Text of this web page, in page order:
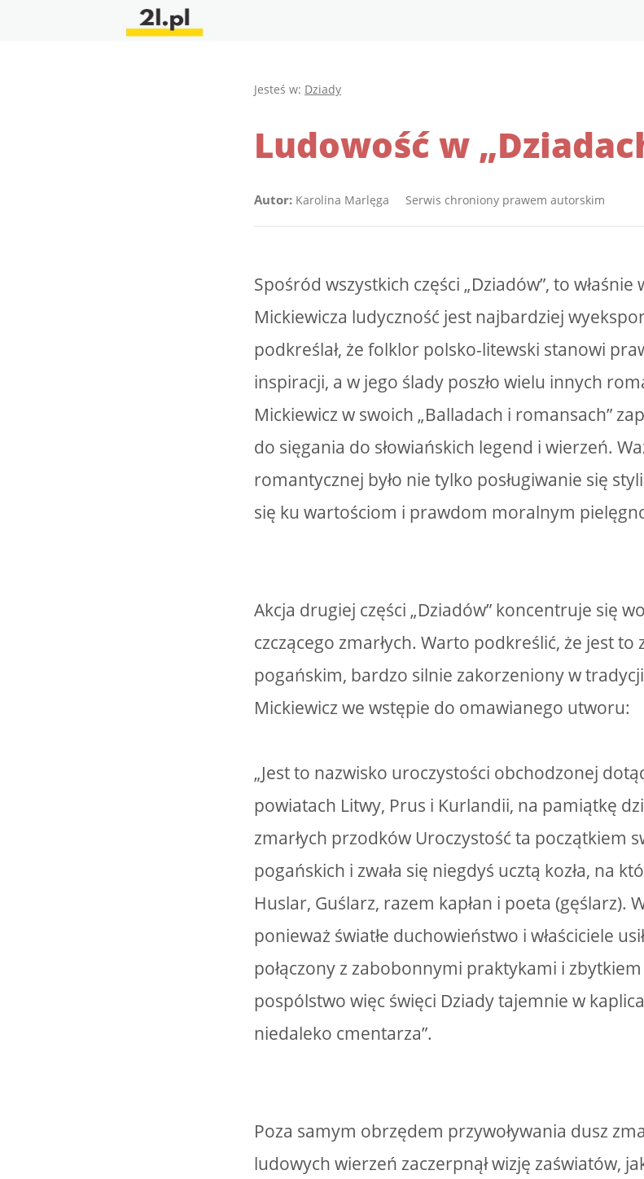
Jesteś w: Dziady
Ludowość w
Autor: Karolina Marlęga Serwis chroniony prawem autorskim
Spośród wszystkich części „Dziadów”, to
Mickiewicza ludyczność jest najbardziej
podkreślał, że folklor polsko-litewski stanowi
inspiracji, a w jego ślady poszło wielu innych
Mickiewicz w swoich „Balladach i romansach”
do sięgania do słowiańskich legend i wierzeń.
romantycznej było nie tylko posługiwanie się
się ku wartościom i prawdom moralnym
Akcja drugiej części „Dziadów” koncentruje się
czczącego zmarłych. Warto podkreślić, że jest
pogańskim, bardzo silnie zakorzeniony w
Mickiewicz we wstępie do omawianego utworu:
„Jest to nazwisko uroczystości obchodzonej
powiatach Litwy, Prus i Kurlandii, na pamiątkę
zmarłych przodków Uroczystość ta początkiem
pogańskich i zwała się niegdyś ucztą kozła, na
Huslar, Guślarz, razem kapłan i poeta (gęślarz).
ponieważ światłe duchowieństwo i właściciele
połączony z zabobonnymi praktykami i
pospólstwo więc święci Dziady tajemnie w
niedaleko cmentarza”.
Poza samym obrzędem przywoływania dusz
ludowych wierzeń zaczerpnął wizję zaświatów,